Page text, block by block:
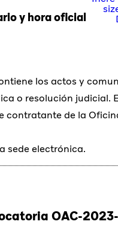
y hora oficial
los actos y
o resolución judicial.
contratante de la
sede electrónica.
OAC-